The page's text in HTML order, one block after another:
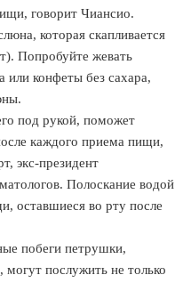
говорит Чиансио.
которая скапливается
Попробуйте жевать
или конфеты без сахара,
под рукой, поможет
каждого приема пищи,
экс-президент
Полоскание водой
оставшиеся во рту после
побеги петрушки,
послужить не только